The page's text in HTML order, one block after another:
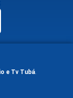
e Tv Tubá.